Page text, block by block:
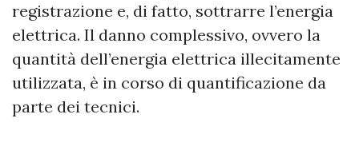
registrazione e, di fatto, sottrarre l’energia
elettrica. Il danno complessivo, ovvero la
quantità dell’energia elettrica illecitamente
utilizzata, è in corso di quantificazione da
parte dei tecnici.